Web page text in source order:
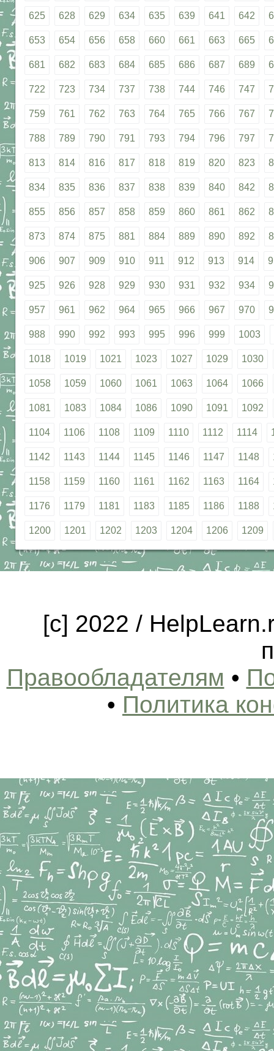
625 628 629 634 635 639 641 642
653 654 656 658 660 661 663 665
681 682 683 684 685 686 687 689
722 723 734 737 738 744 746 747
759 761 762 763 764 765 766 767
788 789 790 791 793 794 796 797
813 814 816 817 818 819 820 823
834 835 836 837 838 839 840 842
855 856 857 858 859 860 861 862
873 874 875 881 884 889 890 892
906 907 909 910 911 912 913 914
925 926 928 929 930 931 932 934
957 961 962 964 965 966 967 970
988 990 992 993 995 996 999 1003
1018 1019 1021 1023 1027 1029 1030
1058 1059 1060 1061 1063 1064 1066
1081 1083 1084 1086 1090 1091 1092
1104 1106 1108 1109 1110 1112 1114
1142 1143 1144 1145 1146 1147 1148
1158 1159 1160 1161 1162 1163 1164
1176 1179 1181 1183 1185 1186 1188
1200 1201 1202 1203 1204 1206 1209
[c] 2022 /
Правообладателям •
• Политика